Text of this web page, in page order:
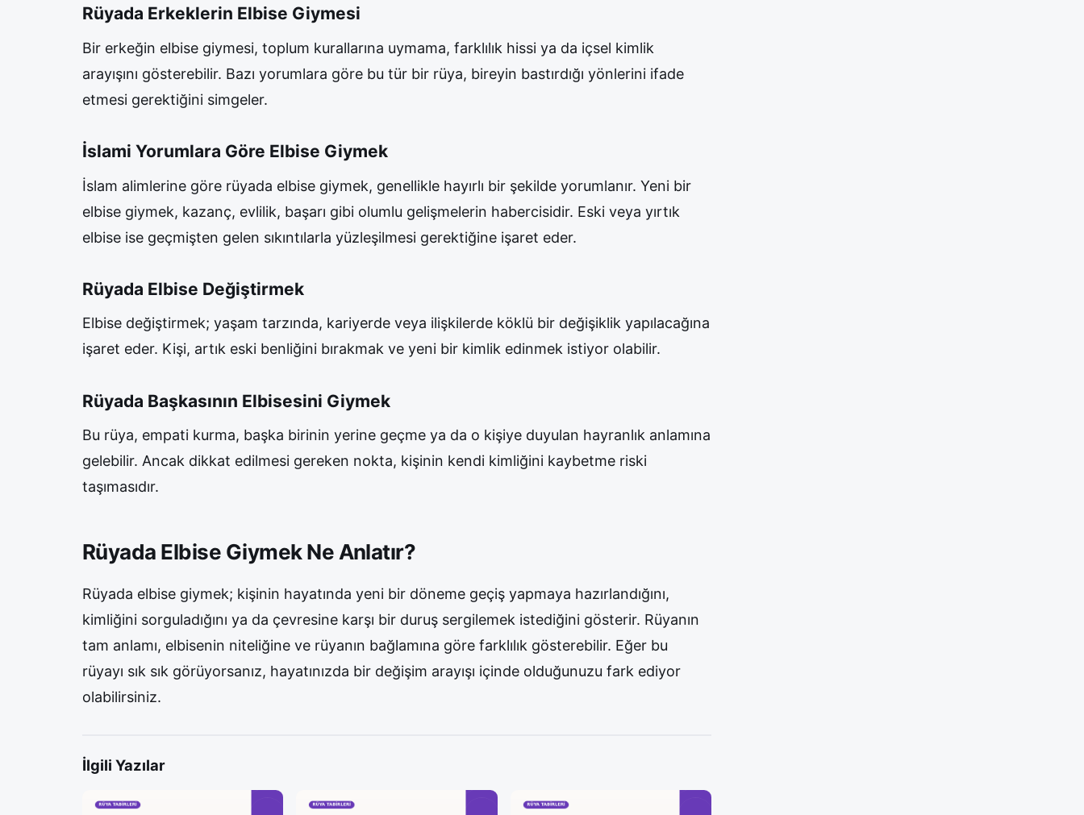
Rüyada Erkeklerin Elbise Giymesi
Bir erkeğin elbise giymesi, toplum kurallarına uymama, farklılık hissi ya da içsel kimlik
arayışını gösterebilir. Bazı yorumlara göre bu tür bir rüya, bireyin bastırdığı yönlerini ifade
etmesi gerektiğini simgeler.
İslami Yorumlara Göre Elbise Giymek
İslam alimlerine göre rüyada elbise giymek, genellikle hayırlı bir şekilde yorumlanır. Yeni bir
elbise giymek, kazanç, evlilik, başarı gibi olumlu gelişmelerin habercisidir. Eski veya yırtık
elbise ise geçmişten gelen sıkıntılarla yüzleşilmesi gerektiğine işaret eder.
Rüyada Elbise Değiştirmek
Elbise değiştirmek; yaşam tarzında, kariyerde veya ilişkilerde köklü bir değişiklik yapılacağına
işaret eder. Kişi, artık eski benliğini bırakmak ve yeni bir kimlik edinmek istiyor olabilir.
Rüyada Başkasının Elbisesini Giymek
Bu rüya, empati kurma, başka birinin yerine geçme ya da o kişiye duyulan hayranlık anlamına
gelebilir. Ancak dikkat edilmesi gereken nokta, kişinin kendi kimliğini kaybetme riski
taşımasıdır.
Rüyada Elbise Giymek Ne Anlatır?
Rüyada elbise giymek; kişinin hayatında yeni bir döneme geçiş yapmaya hazırlandığını,
kimliğini sorguladığını ya da çevresine karşı bir duruş sergilemek istediğini gösterir. Rüyanın
tam anlamı, elbisenin niteliğine ve rüyanın bağlamına göre farklılık gösterebilir. Eğer bu
rüyayı sık sık görüyorsanız, hayatınızda bir değişim arayışı içinde olduğunuzu fark ediyor
olabilirsiniz.
İlgili Yazılar